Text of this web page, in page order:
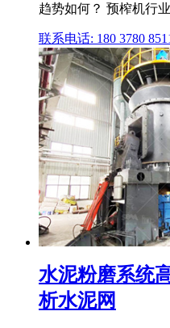
趋势如何？ 预榨机行
联系电话: 180 3780
水泥粉磨系统
析水泥网